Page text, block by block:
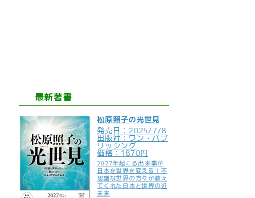
最新著書
松原照子の光世見
発売日：2025/7/8
出版社：ワン・パブ
リッシング
価格：1870円
2027年起こる出来事が
日本を世界を変える！不
思議な世界の方々が教え
てくれた日本と世界の近
未来